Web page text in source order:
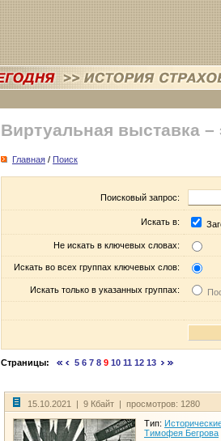
Виртуальная выставка –
Главная / Поиск
Поисковый запрос:
Искать в:
Не искать в ключевых словах:
Искать во всех группах ключевых слов:
Искать только в указанных группах:
Страницы: 5 6 7 8 9 10 11 12 13
15.10.2021 | 9 Кбайт | просмотров: 1280
Тип:
Тимофея Бегрова